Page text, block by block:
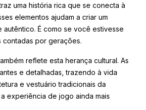
uma história rica que se conecta à
elementos ajudam a criar um
autêntico. É como se você estivesse
contadas por gerações.
reflete esta herança cultural. As
e detalhadas, trazendo à vida
e vestuário tradicionais da
experiência de jogo ainda mais